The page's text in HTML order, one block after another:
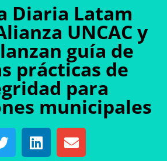
Diaria Latam
UNCAC y
guía de
prácticas de
para
municipales